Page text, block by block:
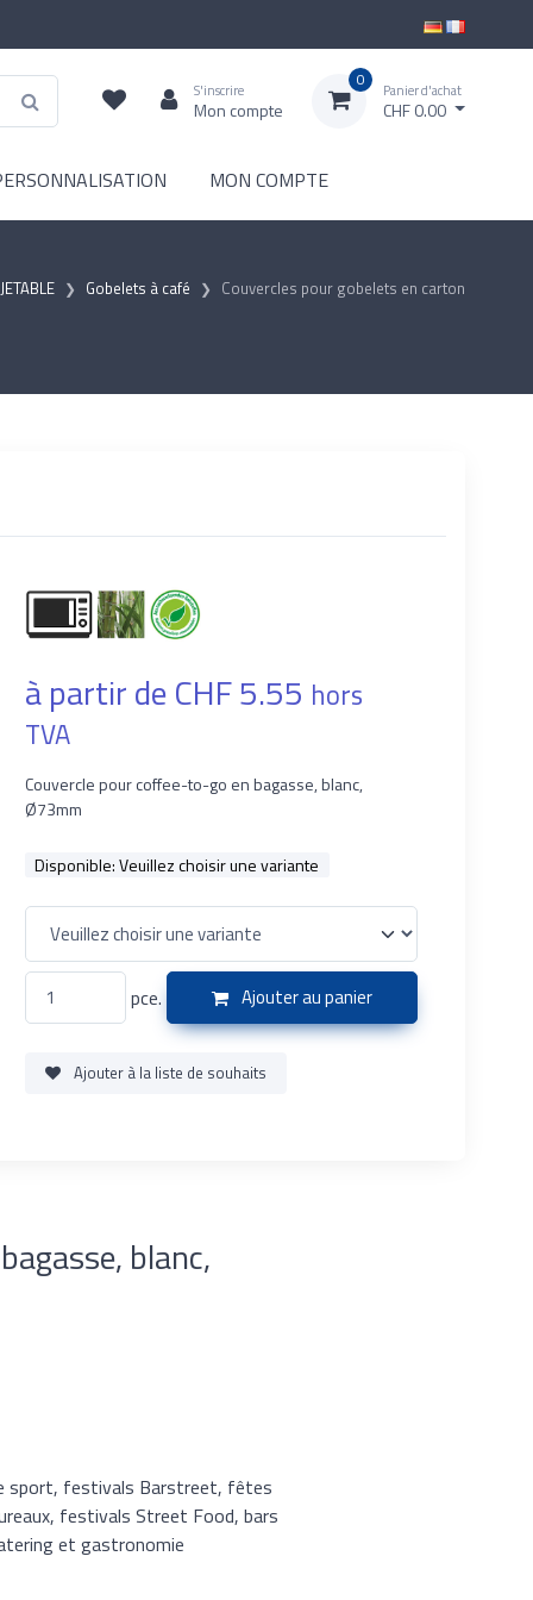
S'inscrire
Mon compte
0 Panier d'achat
CHF 0.00
MON COMPTE
Gobelets à café Couvercles pour gobelets en carton
à partir de CHF 5.55 hors
TVA
Couvercle pour coffee-to-go en bagasse, blanc,
Ø73mm
Disponible:Veuillez choisir une variante
pce. Ajouter au panier
Ajouter à la liste de souhaits
blanc,
sport, festivals Barstreet, fêtes
festivals Street Food, bars
et gastronomie